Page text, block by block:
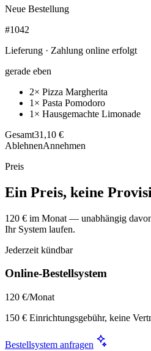
Neue Bestellung
#1042
Lieferung · Zahlung online erfolgt
gerade eben
2× Pizza Margherita
1× Pasta Pomodoro
1× Hausgemachte Limonade
Gesamt31,10 €
AblehnenAnnehmen
Preis
Ein Preis, keine
120 € im Monat — unabhängig
Ihr System laufen.
Jederzeit kündbar
Online-Bestellsystem
120 €/Monat
150 € Einrichtungsgebühr, keine
Bestellsystem anfragen